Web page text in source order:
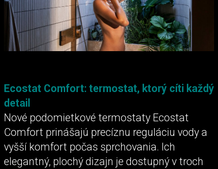
Ecostat Comfort: termostat, ktorý cíti každý
detail
Nové podomietkové termostaty Ecostat
Comfort prinášajú precíznu reguláciu vody a
vyšší komfort počas sprchovania. Ich
elegantný, plochý dizajn je dostupný v troch